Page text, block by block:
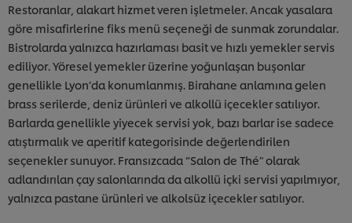
Restoranlar, alakart hizmet veren işletmeler. Ancak yasalara
göre misafirlerine fiks menü seçeneği de sunmak zorundalar.
Bistrolarda yalnızca hazırlaması basit ve hızlı yemekler servis
ediliyor. Yöresel yemekler üzerine yoğunlaşan buşonlar
genellikle Lyon’da konumlanmış. Birahane anlamına gelen
brass serilerde, deniz ürünleri ve alkollü içecekler satılıyor.
Barlarda genellikle yiyecek servisi yok, bazı barlar ise sadece
atıştırmalık ve aperitif kategorisinde değerlendirilen
seçenekler sunuyor. Fransızcada “Salon de Thé" olarak
adlandırılan çay salonlarında da alkollü içki servisi yapılmıyor,
yalnızca pastane ürünleri ve alkolsüz içecekler satılıyor.